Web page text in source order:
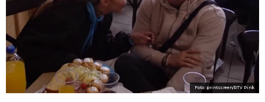
Foto: printscreen/RTV Pink